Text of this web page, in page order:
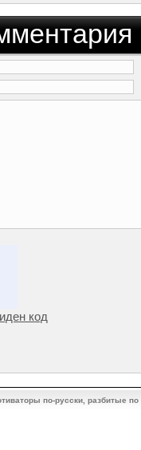
код
по-русски, разбитые